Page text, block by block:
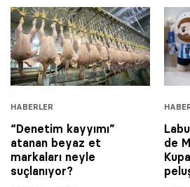
HABERLER
“Denetim kayyımı”
atanan beyaz et
markaları neyle
suçlanıyor?
de